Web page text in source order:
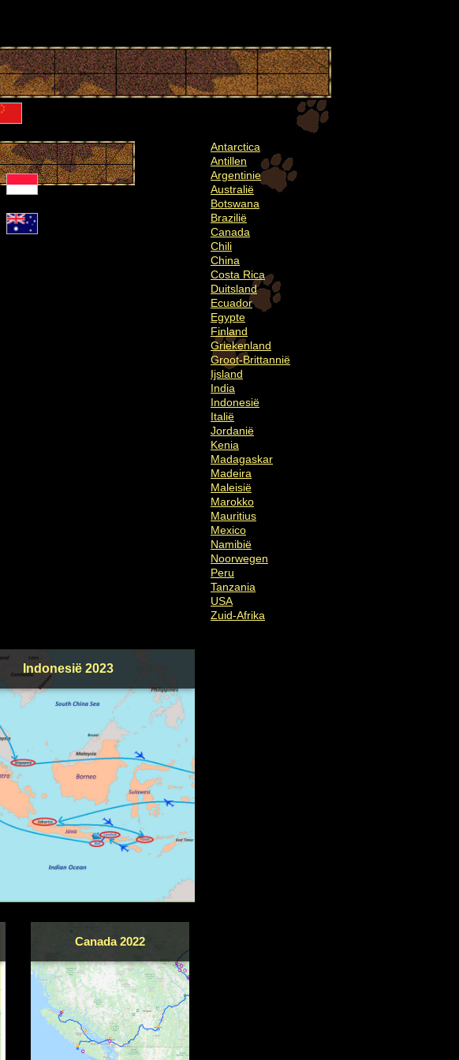
Antarctica
Antillen
Argentinie
Australië
Botswana
Brazilië
Canada
Chili
China
Costa Rica
Duitsland
Ecuador
Egypte
Finland
Griekenland
Groot-Brittannië
Ijsland
India
Indonesië
Italië
Jordanië
Kenia
Madagaskar
Madeira
Maleisië
Marokko
Mauritius
Mexico
Namibië
Noorwegen
Peru
Tanzania
USA
Zuid-Afrika
Indonesië 2023
Canada 2022